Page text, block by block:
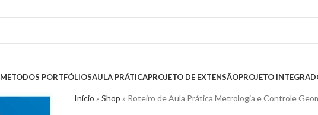
TODOS PORTFÓLIOSAULA PRÁTICAPROJETO DE EXTENSÃOPROJETO
Início »Shop » Roteiro de Aula Prática Metrologia e Controle